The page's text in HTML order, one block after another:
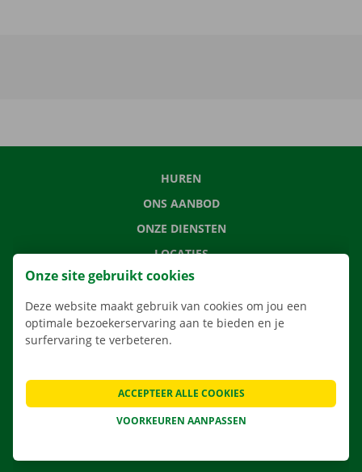
HUREN
ONS AANBOD
ONZE DIENSTEN
LOCATIES
APP
VERHUISOPLOSSINGEN
CONTACTEER ONS
VEELGESTELDE VRAGEN
Onze site gebruikt cookies
Deze website maakt gebruik van cookies om jou een
optimale bezoekerservaring aan te bieden en je
surfervaring te verbeteren.
VOORKEUREN AANPASSEN
ACCEPTEER ALLE COOKIES